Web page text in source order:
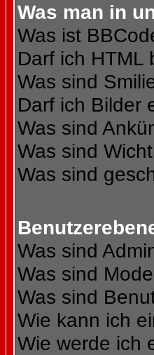
Was man in
Was ist
Darf ich HTML
Was sind
Darf ich Bilder
Was sind
Was sind
Was sind
Was sind
Was sind
Was sind
Wie kann ich
Wie werde ich